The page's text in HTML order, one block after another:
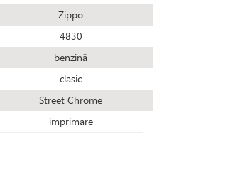
Zippo
4830
benzină
clasic
Street Chrome
imprimare